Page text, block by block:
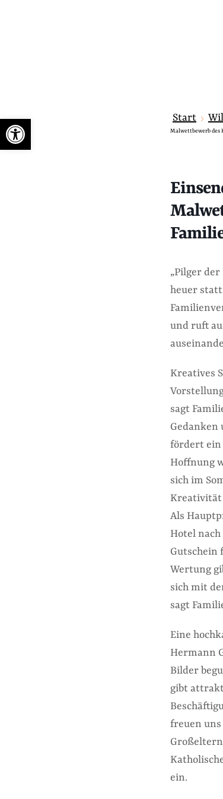
Werkzeugleiste öffnen Start
Malwettbewerb des
„Pilger
heuer
und ruft
Kreatives
sagt
Gedanken
fördert ein
Hoffnung
sich im
Kreativität
Als
Hotel
Gutschein
Wertung
sich mit
sagt
Eine
Hermann
Bilder
gibt
freuen
ein.